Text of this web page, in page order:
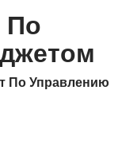
По
По Управлению